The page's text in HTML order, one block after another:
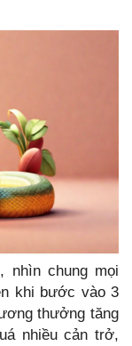
nhìn chung mọi
khi bước vào 3
thưởng tăng
nhiều cản trở,